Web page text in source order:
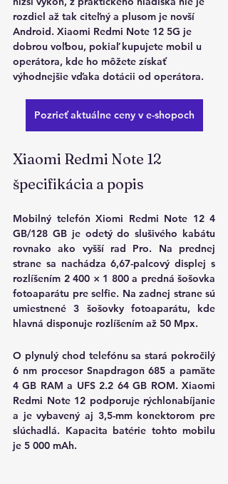
rozdiel až tak citeľný a plusom je novší
Android. Xiaomi Redmi Note 12 5G je
dobrou voľbou, pokiaľ kupujete mobil u
operátora, kde ho môžete získať
výhodnejšie vďaka dotácii od operátora.
Pozrieť aktuálne ceny v e-shopoch
Xiaomi Redmi Note 12
špecifikácia a popis
Mobilný telefón Xiomi Redmi Note 12 4
GB/128 GB je odetý do slušivého kabátu
rovnako ako vyšší rad Pro. Na prednej
strane sa nachádza 6,67-palcový displej s
rozlíšením 2 400 × 1 800 a predná šošovka
fotoaparátu pre selfie. Na zadnej strane sú
umiestnené 3 šošovky fotoaparátu, kde
hlavná disponuje rozlíšením až 50 Mpx.
O plynulý chod telefónu sa stará pokročilý
6 nm procesor Snapdragon 685 a pamäte
4 GB RAM a UFS 2.2 64 GB ROM. Xiaomi
Redmi Note 12 podporuje rýchlonabíjanie
a je vybavený aj 3,5-mm konektorom pre
slúchadlá. Kapacita batérie tohto mobilu
je 5 000 mAh.